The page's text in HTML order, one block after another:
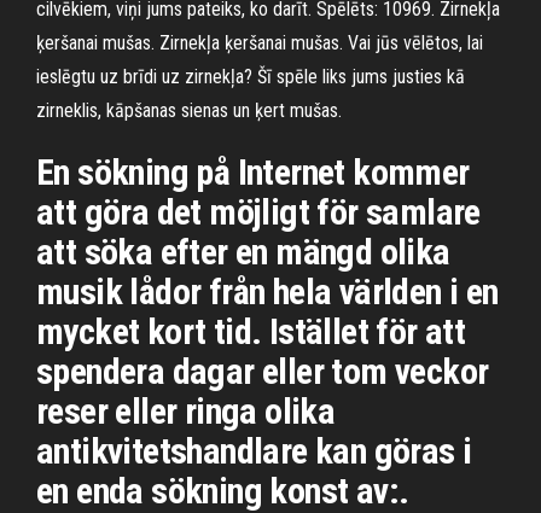
cilvēkiem, viņi jums pateiks, ko darīt. Spēlēts: 10969. Zirnekļa
ķeršanai mušas. Zirnekļa ķeršanai mušas. Vai jūs vēlētos, lai
ieslēgtu uz brīdi uz zirnekļa? Šī spēle liks jums justies kā
zirneklis, kāpšanas sienas un ķert mušas.
En sökning på Internet kommer
att göra det möjligt för samlare
att söka efter en mängd olika
musik lådor från hela världen i en
mycket kort tid. Istället för att
spendera dagar eller tom veckor
reser eller ringa olika
antikvitetshandlare kan göras i
en enda sökning konst av:.